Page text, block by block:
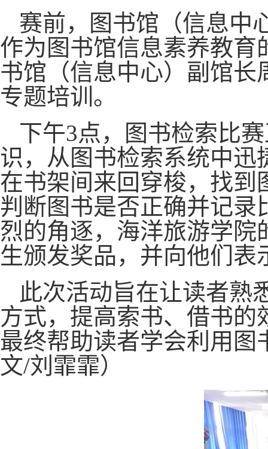
赛前，图书馆（信息中
作为图书馆信息素养教育
书馆（信息中心）副馆长
专题培训。
下午3点，图书检索比
识，从图书检索系统中
在书架间来回穿梭，找到
判断图书是否正确并记录
烈的角逐，海洋旅游学
生颁发奖品，并向他们表
此次活动旨在让读者熟
方式，提高索书、借书
最终帮助读者学会利用
文/刘霏霏）